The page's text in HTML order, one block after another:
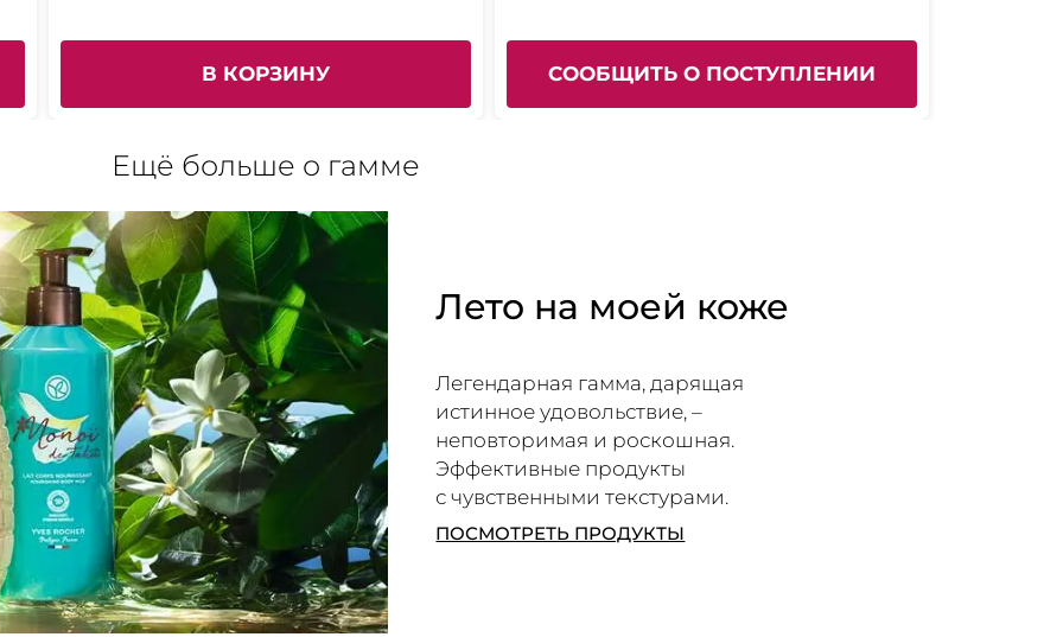
В КОРЗИНУ СООБЩИТЬ О ПОСТУПЛЕНИИ
Ещё больше о гамме
Лето на моей коже
Легендарная гамма, дарящая
истинное удовольствие, –
неповторимая и роскошная.
Эффективные продукты
с чувственными текстурами.
ПОСМОТРЕТЬ ПРОДУКТЫ